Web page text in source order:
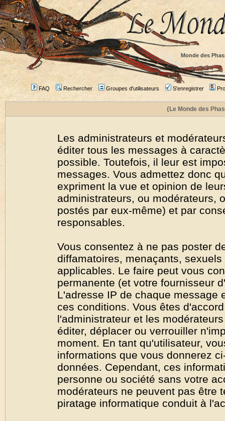
Monde des
FAQ Rechercher Groupes d'utilisateurs S'enregistrer
{Le Monde des
Les administrateurs et
éditer tous les messages à
possible. Toutefois, il leur est
messages. Vous admettez donc
expriment la vue et opinion de
administrateurs, ou modérateurs,
postés par eux-même) et par
responsables.
Vous consentez à ne pas poster
diffamatoires, menaçants,
applicables. Le faire peut vous
permanente (et votre fournisseur
L'adresse IP de chaque message
ces conditions. Vous êtes
l'administrateur et les
éditer, déplacer ou verrouiller
moment. En tant qu'utilisateur,
informations que vous donnerez
données. Cependant, ces
personne ou société sans votre
modérateurs ne peuvent pas être
piratage informatique conduit à